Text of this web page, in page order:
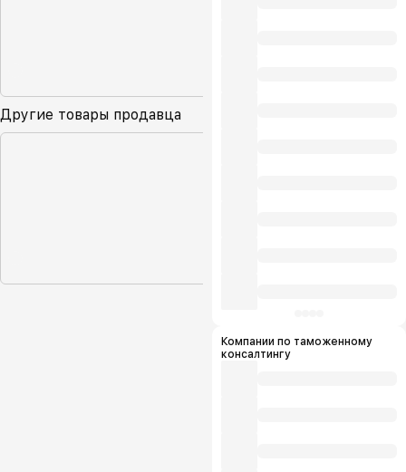
Другие товары продавца
Компании по таможенному
консалтингу